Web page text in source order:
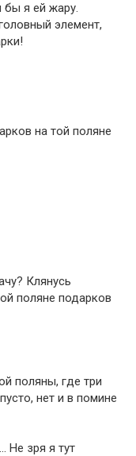
бы я ей жару.
элемент,
на той поляне
Клянусь
поляне подарков
поляны, где три
нет и в помине
Не зря я тут